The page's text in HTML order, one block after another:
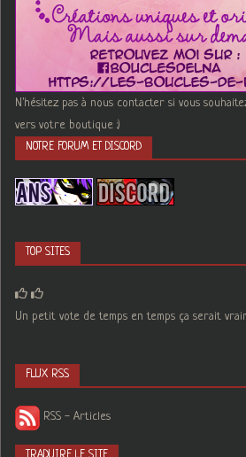
N'hésitez pas à nous contacter si vous
vers votre boutique :)
NOTRE FORUM ET DISCORD
TOP SITES
Un petit vote de temps en temps ça serait
FLUX RSS
RSS - Articles